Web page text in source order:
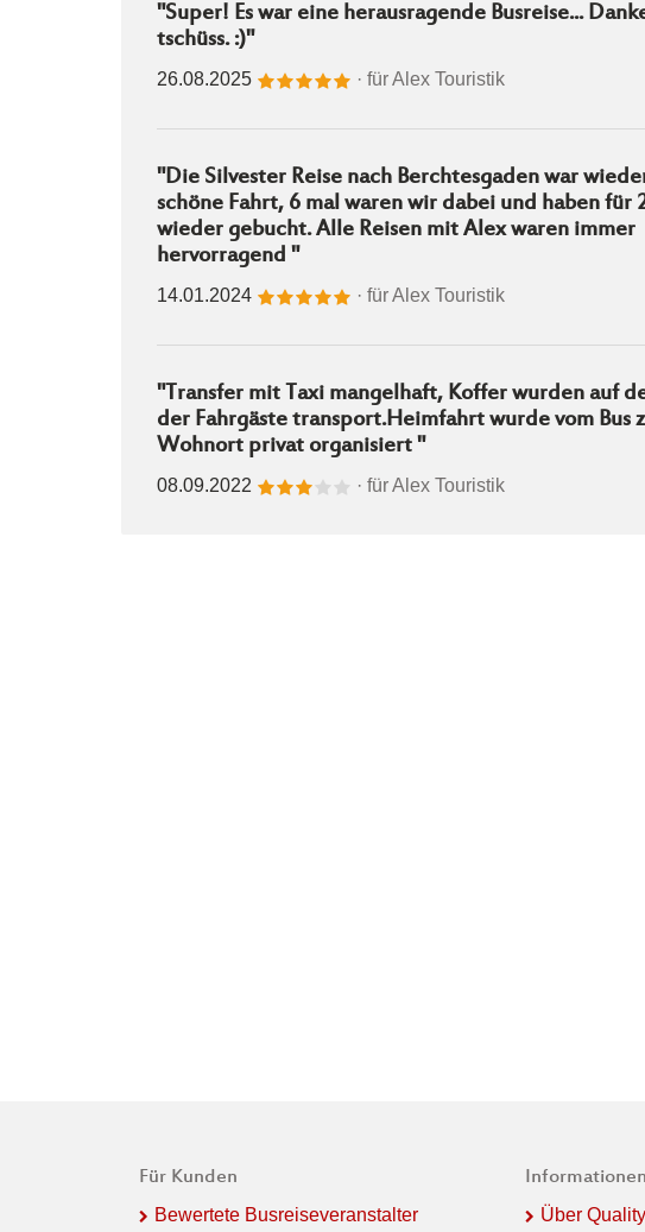
"Super! Es war eine herausragende Busreise...
tschüss. :)"
26.08.2025 · fürAlex Touristik
"Die Silvester Reise nach Berchtesgaden war
schöne Fahrt, 6 mal waren wir dabei und haben für
wieder gebucht. Alle Reisen mit Alex waren immer
hervorragend "
14.01.2024 · fürAlex Touristik
"Transfer mit Taxi mangelhaft, Koffer wurden auf
der Fahrgäste transport.Heimfahrt wurde vom Bus
Wohnort privat organisiert "
08.09.2022 · fürAlex Touristik
Für Kunden
Bewertete Busreiseveranstalter
Informationen
Über